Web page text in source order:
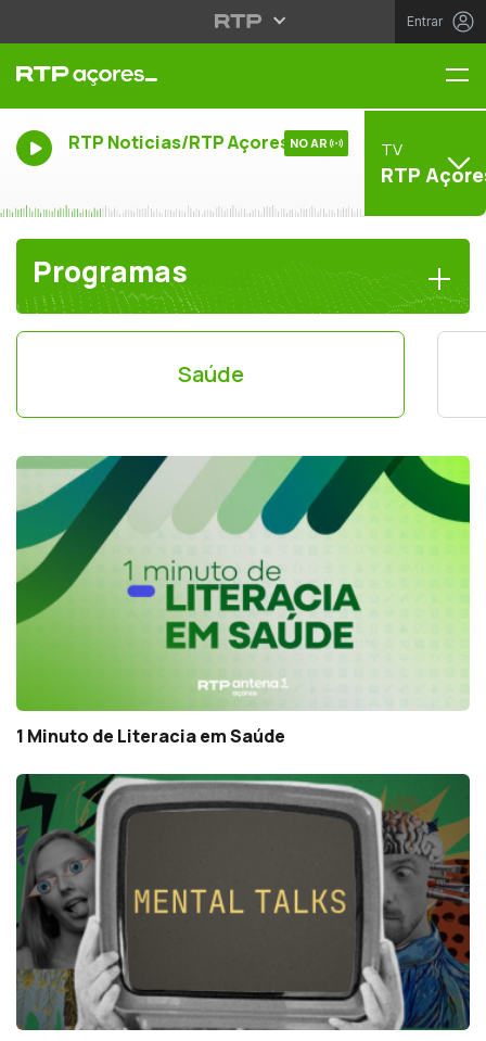
Entrar
RTP Noticias/RTP Açores NO AR TV
RTP
Programas
Saúde
1 Minuto de Literacia em Saúde